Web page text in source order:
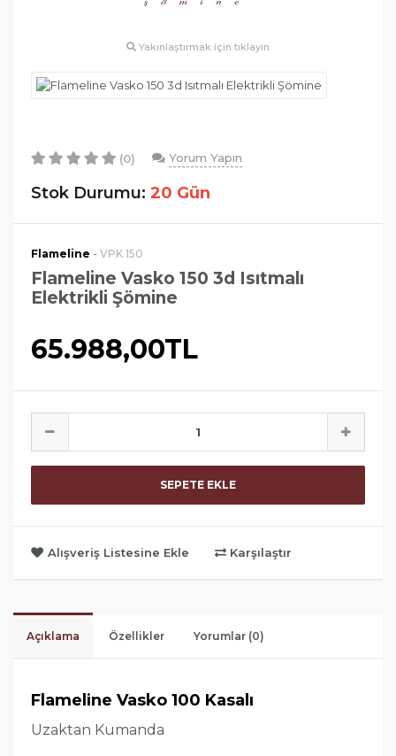
Yakınlaştırmak için tıklayın
(0) Yorum Yapın
Stok Durumu: 20 Gün
Flameline - VPK 150
Flameline Vasko 150 3d Isıtmalı
Elektrikli Şömine
65.988,00TL
SEPETE EKLE
Alışveriş Listesine Ekle Karşılaştır
Açıklama Özellikler Yorumlar (0)
Flameline Vasko 100 Kasalı
Uzaktan Kumanda